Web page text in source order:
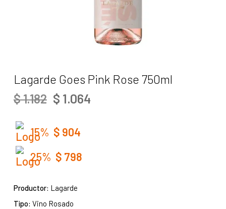
Lagarde Goes Pink Rose 750ml
$1.182 EL
PRECIO
ERA:
$ 1.064EL
15% $ 904
25% $ 798
Productor: Lagarde
Tipo: Vino Rosado